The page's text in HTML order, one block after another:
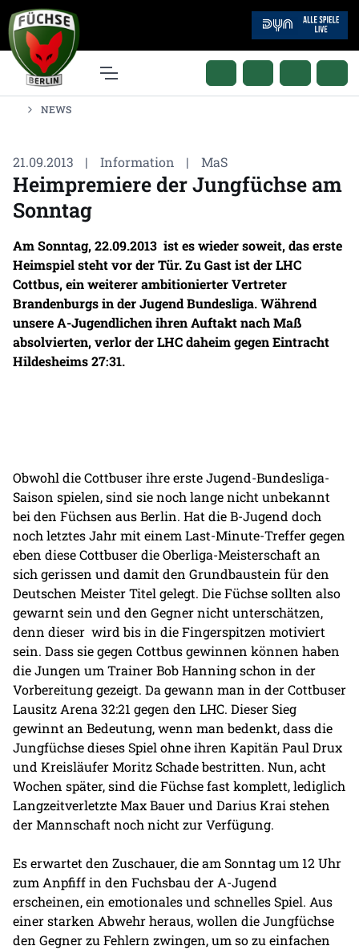
NEWS
21.09.2013 | Information | MaS
Heimpremiere der Jungfüchse am
Sonntag
Am Sonntag, 22.09.2013 ist es wieder soweit, das erste
Heimspiel steht vor der Tür. Zu Gast ist der LHC
Cottbus, ein weiterer ambitionierter Vertreter
Brandenburgs in der Jugend Bundesliga. Während
unsere A-Jugendlichen ihren Auftakt nach Maß
absolvierten, verlor der LHC daheim gegen Eintracht
Hildesheims 27:31.
Obwohl die Cottbuser ihre erste Jugend-Bundesliga-
Saison spielen, sind sie noch lange nicht unbekannt
bei den Füchsen aus Berlin. Hat die B-Jugend doch
noch letztes Jahr mit einem Last-Minute-Treffer gegen
eben diese Cottbuser die Oberliga-Meisterschaft an
sich gerissen und damit den Grundbaustein für den
Deutschen Meister Titel gelegt. Die Füchse sollten also
gewarnt sein und den Gegner nicht unterschätzen,
denn dieser wird bis in die Fingerspitzen motiviert
sein. Dass sie gegen Cottbus gewinnen können haben
die Jungen um Trainer Bob Hanning schon in der
Vorbereitung gezeigt. Da gewann man in der Cottbuser
Lausitz Arena 32:21 gegen den LHC. Dieser Sieg
gewinnt an Bedeutung, wenn man bedenkt, dass die
Jungfüchse dieses Spiel ohne ihren Kapitän Paul Drux
und Kreisläufer Moritz Schade bestritten. Nun, acht
Wochen später, sind die Füchse fast komplett, lediglich
Langzeitverletzte Max Bauer und Darius Krai stehen
der Mannschaft noch nicht zur Verfügung.
Es erwartet den Zuschauer, die am Sonntag um 12 Uhr
zum Anpfiff in den Fuchsbau der A-Jugend
erscheinen, ein emotionales und schnelles Spiel. Aus
einer starken Abwehr heraus, wollen die Jungfüchse
den Gegner zu Fehlern zwingen, um so zu einfachen